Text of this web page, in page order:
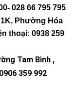
- 028 66 795 795
Phường Hóa
thoại: 0938 259
Tam Bình ,
359 992